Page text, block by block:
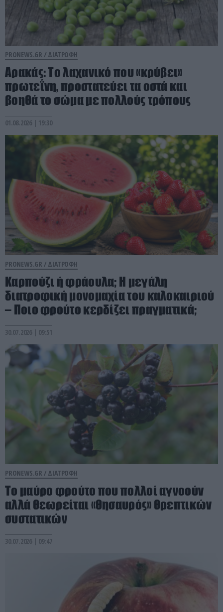
PRONEWS.GR / ΔΙΑΤΡΟΦΗ
Αρακάς: Το λαχανικό που «κρύβει»
πρωτεΐνη, προστατεύει τα οστά και
βοηθά το σώμα με πολλούς τρόπους
01.08.2026 | 19:30
PRONEWS.GR / ΔΙΑΤΡΟΦΗ
Καρπούζι ή φράουλα; Η μεγάλη
διατροφική μονομαχία του καλοκαιριού
– Ποιο φρούτο κερδίζει πραγματικά;
30.07.2026 | 09:51
PRONEWS.GR / ΔΙΑΤΡΟΦΗ
Το μαύρο φρούτο που πολλοί αγνοούν
αλλά θεωρείται «θησαυρός» θρεπτικών
συστατικών
30.07.2026 | 09:47